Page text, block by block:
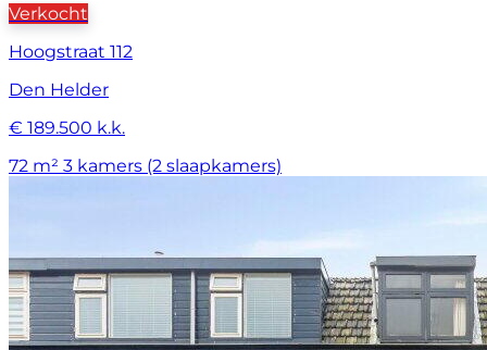
Verkocht
Hoogstraat 112
Den Helder
€ 189.500 k.k.
72 m² 3 kamers (2 slaapkamers)